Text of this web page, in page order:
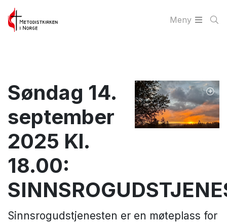
Meny
Søndag 14.
september
2025 Kl.
18.00:
Sinnsrogudstjenesten er en møteplass for